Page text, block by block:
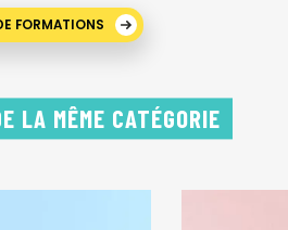
FORMATIONS
LA MÊME CATÉGORIE